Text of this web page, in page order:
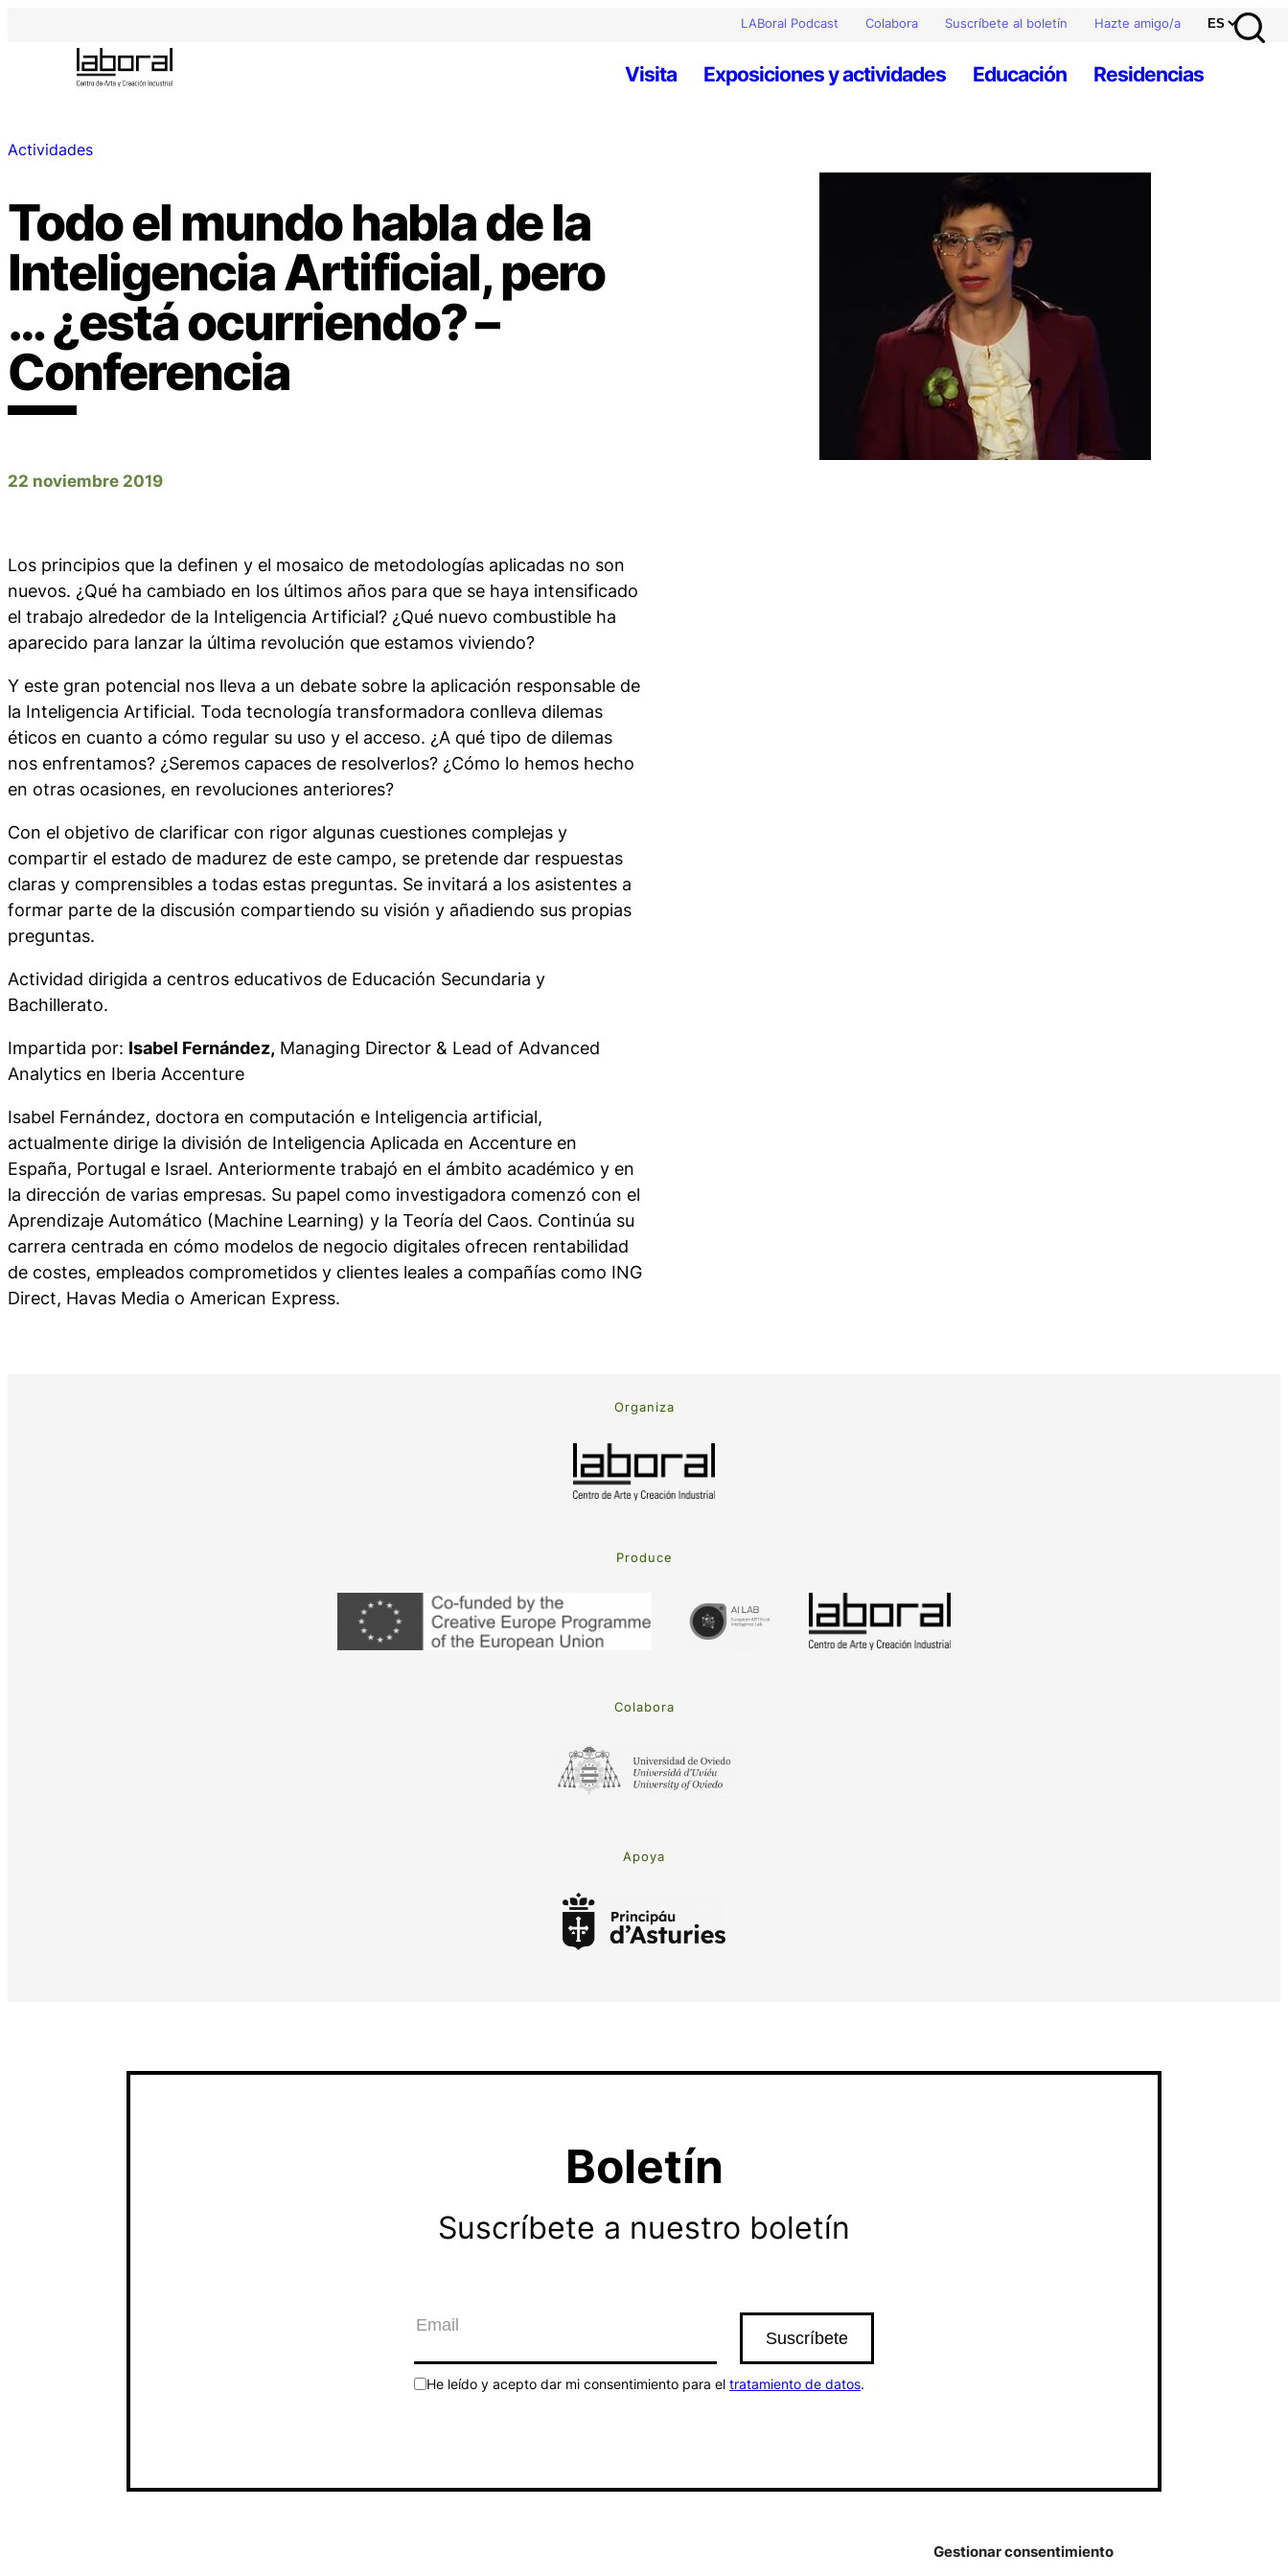
Gestionar consentimiento
LABoral Podcast Colabora Suscríbete al boletín Hazte amigo/a
Visita Exposiciones y actividades Educación Residencias
Actividades
Todo el mundo habla de la
Inteligencia Artificial, pero
… ¿está ocurriendo? –
Conferencia
22 noviembre 2019
Los principios que la definen y el mosaico de metodologías aplicadas no son
nuevos. ¿Qué ha cambiado en los últimos años para que se haya intensificado
el trabajo alrededor de la Inteligencia Artificial? ¿Qué nuevo combustible ha
aparecido para lanzar la última revolución que estamos viviendo?
Y este gran potencial nos lleva a un debate sobre la aplicación responsable de
la Inteligencia Artificial. Toda tecnología transformadora conlleva dilemas
éticos en cuanto a cómo regular su uso y el acceso. ¿A qué tipo de dilemas
nos enfrentamos? ¿Seremos capaces de resolverlos? ¿Cómo lo hemos hecho
en otras ocasiones, en revoluciones anteriores?
Con el objetivo de clarificar con rigor algunas cuestiones complejas y
compartir el estado de madurez de este campo, se pretende dar respuestas
claras y comprensibles a todas estas preguntas. Se invitará a los asistentes a
formar parte de la discusión compartiendo su visión y añadiendo sus propias
preguntas.
Actividad dirigida a centros educativos de Educación Secundaria y
Bachillerato.
Impartida por: Isabel Fernández, Managing Director & Lead of Advanced
Analytics en Iberia Accenture
Isabel Fernández, doctora en computación e Inteligencia artificial,
actualmente dirige la división de Inteligencia Aplicada en Accenture en
España, Portugal e Israel. Anteriormente trabajó en el ámbito académico y en
la dirección de varias empresas. Su papel como investigadora comenzó con el
Aprendizaje Automático (Machine Learning) y la Teoría del Caos. Continúa su
carrera centrada en cómo modelos de negocio digitales ofrecen rentabilidad
de costes, empleados comprometidos y clientes leales a compañías como ING
Direct, Havas Media o American Express.
Organiza
Produce
Colabora
Apoya
Boletín
Suscríbete a nuestro boletín
He leído y acepto dar mi consentimiento para el tratamiento de datos.